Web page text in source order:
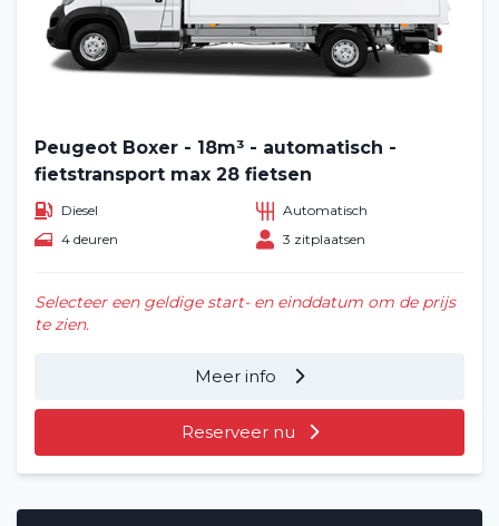
Peugeot Boxer - 18m³ - automatisch -
fietstransport max 28 fietsen
Diesel
Automatisch
4 deuren
3 zitplaatsen
Selecteer een geldige start- en einddatum om de prijs
te zien.
Meer info
Reserveer nu